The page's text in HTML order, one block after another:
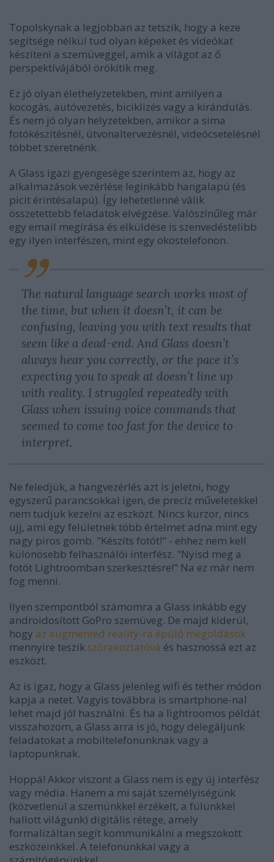
Topolskynak a legjobban az tetszik, hogy a keze
segítsége nélkül tud olyan képeket és videókat
készíteni a szemüveggel, amik a világot az ő
perspektívájából örökítik meg.
Ez jó olyan élethelyzetekben, mint amilyen a
kocogás, autóvezetés, biciklizés vagy a kirándulás.
És nem jó olyan helyzetekben, amikor a sima
fotókészítésnél, útvonaltervezésnél, videócsetelésnél
többet szeretnénk.
A Glass igazi gyengesége szerintem az, hogy az
alkalmazások vezérlése leginkább hangalapú (és
picit érintésalapú). Így lehetetlenné válik
összetettebb feladatok elvégzése. Valószínűleg már
egy email megírása és elküldése is szenvedéstelibb
egy ilyen interfészen, mint egy okostelefonon.
The natural language search works most of
the time, but when it doesn’t, it can be
confusing, leaving you with text results that
seem like a dead-end. And Glass doesn’t
always hear you correctly, or the pace it’s
expecting you to speak at doesn’t line up
with reality. I struggled repeatedly with
Glass when issuing voice commands that
seemed to come too fast for the device to
interpret.
Ne feledjük, a hangvezérlés azt is jeletni, hogy
egyszerű parancsokkal igen, de precíz műveletekkel
nem tudjuk kezelni az eszközt. Nincs kurzor, nincs
ujj, ami egy felületnek több értelmet adna mint egy
nagy piros gomb. "Készíts fotót!" - ehhez nem kell
különösebb felhasználói interfész. "Nyisd meg a
fotót Lightroomban szerkesztésre!" Na ez már nem
fog menni.
Ilyen szempontból számomra a Glass inkább egy
androidosított GoPro szemüveg. De majd kiderül,
hogy az augmented reality-ra épülő megoldások
mennyire teszik szórakoztatóvá és hasznossá ezt az
eszközt.
Az is igaz, hogy a Glass jelenleg wifi és tether módon
kapja a netet. Vagyis továbbra is smartphone-nal
lehet majd jól használni. És ha a lightroomos példát
visszahozom, a Glass arra is jó, hogy delegáljunk
feladatokat a mobiltelefonunknak vagy a
laptopunknak.
Hoppá! Akkor viszont a Glass nem is egy új interfész
vagy média. Hanem a mi saját személyiségünk
(közvetlenül a szemünkkel érzékelt, a fülünkkel
hallott világunk) digitális rétege, amely
formalizáltan segít kommunikálni a megszokott
eszközeinkkel. A telefonunkkal vagy a